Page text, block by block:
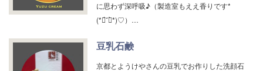
に思わず深呼吸♪（製造室もええ香りです*
(*ฅ́˘ฅ̀*)♡）…
豆乳石鹸
京都とようけやさんの豆乳でお作りした洗顔石